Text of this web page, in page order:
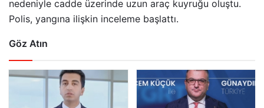
nedeniyle cadde üzerinde uzun araç kuyruğu oluştu.
Polis, yangına ilişkin inceleme başlattı.
Göz Atın